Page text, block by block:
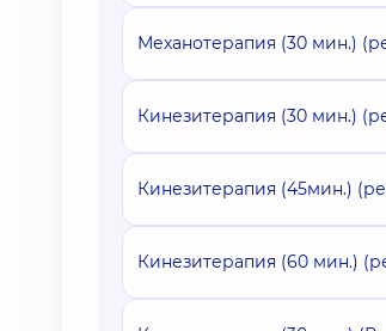
Механотерапия (30 мин.)
Кинезитерапия (30 мин.)
Кинезитерапия (45мин.)
Кинезитерапия (60 мин.)